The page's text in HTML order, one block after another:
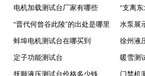
电机加载测试台厂家有哪些
“支离
“晋代何曾谷此陵”的出处是哪里
水泵展
蚌埠电机测试台在哪买到
徐州液
定子功能测试台
暖雪测
抚顺液压测试台价格多少钱
门禁机